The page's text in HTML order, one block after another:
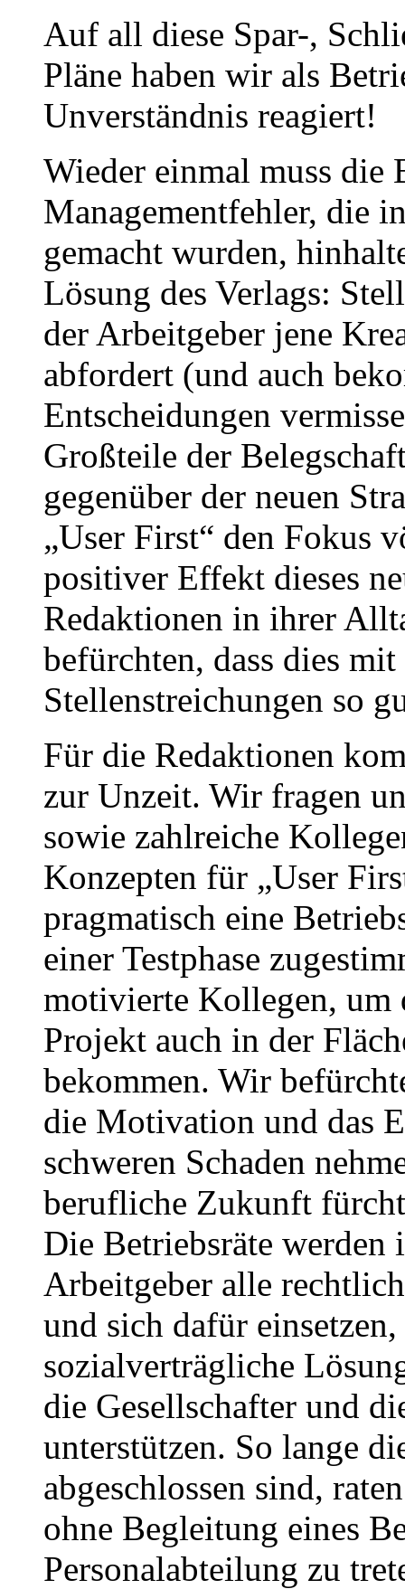
Auf all diese Spar-,
Pläne haben wir als
Unverständnis reagiert!
Wieder einmal muss die
Managementfehler, die
gemacht wurden,
Lösung des Verlags:
der Arbeitgeber jene
abfordert (und auch
Entscheidungen
Großteile der
gegenüber der neuen
„User First“ den Fokus
positiver Effekt dieses
Redaktionen in ihrer
befürchten, dass dies
Stellenstreichungen so
Für die Redaktionen
zur Unzeit. Wir fragen
sowie zahlreiche
Konzepten für „User
pragmatisch eine
einer Testphase
motivierte Kollegen, um
Projekt auch in der
bekommen. Wir
die Motivation und das
schweren Schaden
berufliche Zukunft
Die Betriebsräte werden
Arbeitgeber alle
und sich dafür
sozialverträgliche
die Gesellschafter und
unterstützen. So lange
abgeschlossen sind,
ohne Begleitung eines
Personalabteilung zu